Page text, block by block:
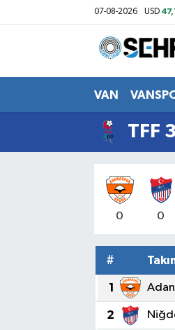
07-08-2026 USD
VAN
TFF
0 0
#
1
2
Van Nöbetçi Eczaneler
Van Hava Durumu
VAN Namaz Vakitleri
Süper Lig Puan Durumu
Son Dakika Haberleri
Haber Arşivi